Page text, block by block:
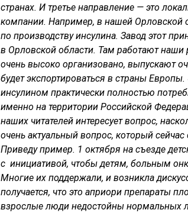
странах. И третье направление — это
компании. Например, в нашей Орловской
по производству инсулина. Завод этот
в Орловской области. Там работают
очень высоко организовано, выпускают
будет экспортироваться в страны
инсулином практически полностью
именно на территории Российской
наших читателей интересует вопрос,
очень актуальный вопрос, который сейчас
Приведу пример. 1 октября на съезде
с инициативой, чтобы детям, больным
Многие их поддержали, и возникла
получается, что это априори препараты
взрослые люди недостойны нормальных